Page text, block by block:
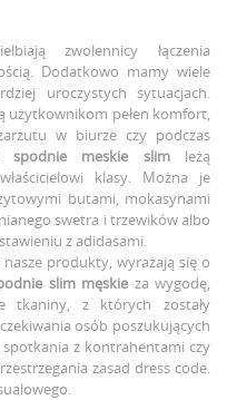
zwolennicy łączenia
Dodatkowo mamy wiele
uroczystych sytuacjach.
użytkownikom pełen komfort,
w biurze czy podczas
spodnie meskie slimleżą
klasy. Można je
butami, mokasynami
swetra i trzewików albo
z adidasami.
produkty, wyrażają się o
slim męskie za wygodę,
tkaniny, z których zostały
osób poszukujących
z kontrahentami czy
zasad dress code.